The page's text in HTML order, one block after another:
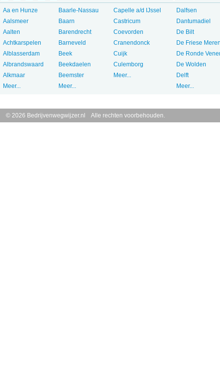
Aa en Hunze
Aalsmeer
Aalten
Achtkarspelen
Alblasserdam
Albrandswaard
Alkmaar
Meer...
Baarle-Nassau
Baarn
Barendrecht
Barneveld
Beek
Beekdaelen
Beemster
Meer...
Capelle a/d IJssel
Castricum
Coevorden
Cranendonck
Cuijk
Culemborg
Meer...
Dalfsen
Dantumadiel
De Bilt
De Friese
De Ronde
De Wolden
Delft
Meer...
© 2026 Bedrijvenwegwijzer.nl Alle rechten voorbehouden.